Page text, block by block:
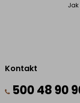
Kontakt
500 48 90